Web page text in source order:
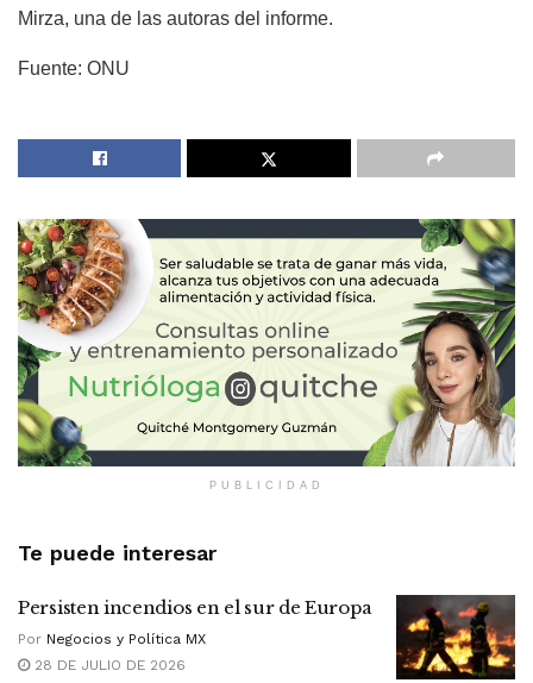
Mirza, una de las autoras del informe.
Fuente: ONU
PUBLICIDAD
Te puede interesar
Persisten incendios en el sur de Europa
Por Negocios y Política MX
28 DE JULIO DE 2026